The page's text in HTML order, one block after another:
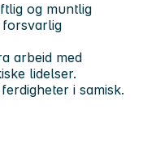
og muntlig
arbeid med
lidelser.
i samisk.